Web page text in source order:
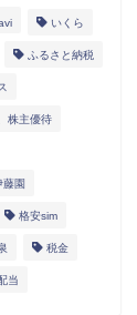
いくら
ふるさと納税
株主優待
藤園
格安sim
税金
当